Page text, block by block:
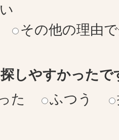
その他の理由
しやすかったで
た
ふつう